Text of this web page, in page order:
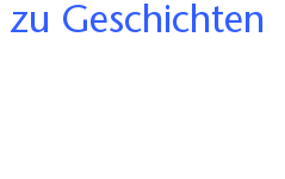
Geschichten